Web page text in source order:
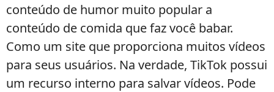
conteúdo de humor muito popular a
conteúdo de comida que faz você babar.
Como um site que proporciona muitos vídeos
para seus usuários. Na verdade, TikTok possui
um recurso interno para salvar vídeos. Pode